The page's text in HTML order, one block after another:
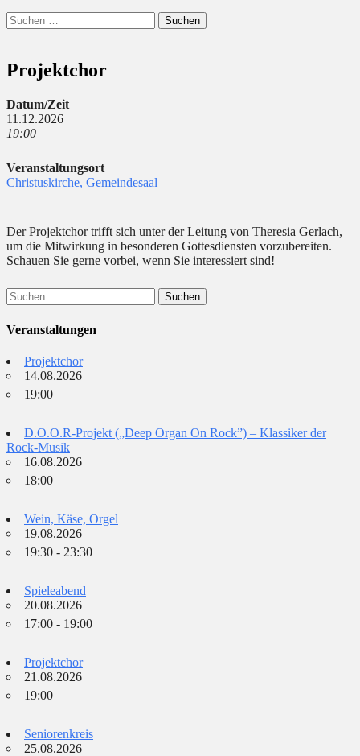
Suchen
Suchen
nach:
Projektchor
Datum/Zeit
11.12.2026
19:00
Veranstaltungsort
Christuskirche, Gemeindesaal
Der Projektchor trifft sich unter der Leitung von Theresia Gerlach,
um die Mitwirkung in besonderen Gottesdiensten vorzubereiten.
Schauen Sie gerne vorbei, wenn Sie interessiert sind!
Suchen
nach:
Veranstaltungen
Projektchor
14.08.2026
19:00
D.O.O.R-Projekt („Deep Organ On Rock”) – Klassiker der
Rock-Musik
16.08.2026
18:00
Wein, Käse, Orgel
19.08.2026
19:30 - 23:30
Spieleabend
20.08.2026
17:00 - 19:00
Projektchor
21.08.2026
19:00
Seniorenkreis
25.08.2026